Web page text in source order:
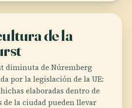
de la
diminuta de Núremberg
por la legislación de la UE:
elaboradas dentro de
de la ciudad pueden llevar